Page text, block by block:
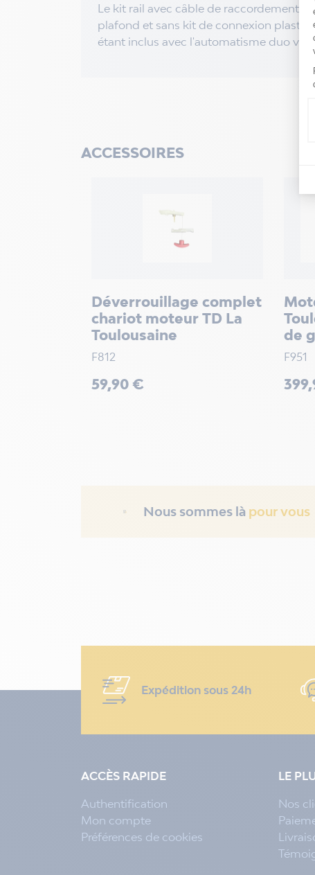
Le kit rail avec câble de raccordement
plafond et sans kit de connexion
étant inclus avec l'automatisme duo
ACCESSOIRES
Déverrouillage complet
chariot moteur TD La
Toulousaine
F812
Prix
59,90 €
de
F951
Prix
Nous sommes là pour vous
Expédition sous 24h
ACCÈS RAPIDE
Authentification
Mon compte
Préférences de cookies
LE
Nos